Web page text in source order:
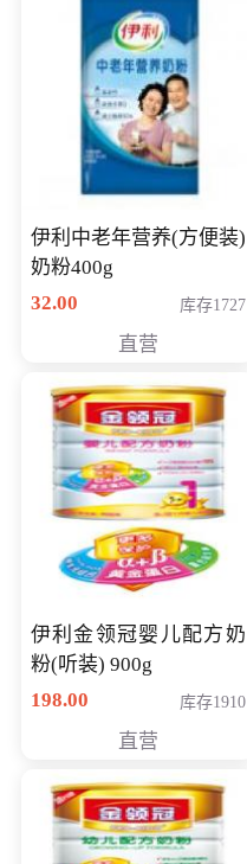
伊利中老年营养(方便装)
奶粉400g
32.00
库存1727
直营
伊利金领冠婴儿配方奶
粉(听装) 900g
198.00
库存1910
直营